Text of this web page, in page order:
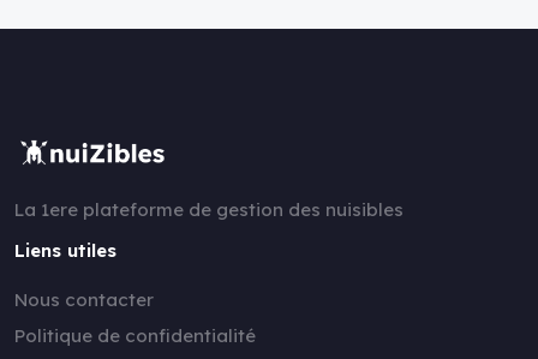
La 1ere plateforme de gestion des nuisibles
Liens utiles
Nous contacter
Politique de confidentialité